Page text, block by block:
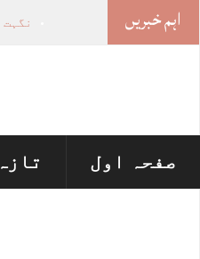
اہم خبریں نگہت داد سال 2026 کی
پنجاب
صفحہ اول